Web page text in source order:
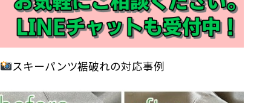
スキーパンツ裾破れの対応事例